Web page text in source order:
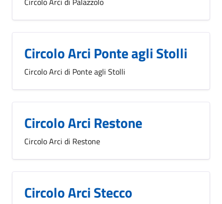
Circolo Arci Ponte agli Stolli
Circolo Arci di Ponte agli Stolli
Circolo Arci Restone
Circolo Arci di Restone
Circolo Arci Stecco